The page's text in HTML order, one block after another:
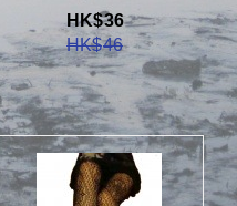
HK$36
HK$46